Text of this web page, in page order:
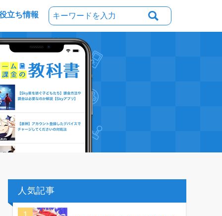
立ち情報
人気記事